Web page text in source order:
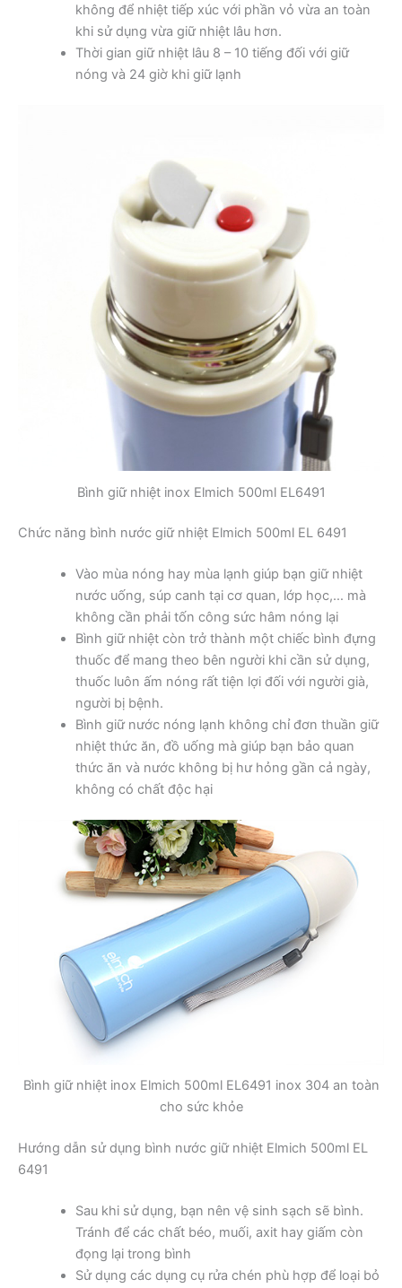
không để nhiệt tiếp xúc với phần vỏ vừa an toàn
khi sử dụng vừa giữ nhiệt lâu hơn.
Thời gian giữ nhiệt lâu 8 – 10 tiếng đối với giữ
nóng và 24 giờ khi giữ lạnh
Bình giữ nhiệt inox Elmich 500ml EL6491
Chức năng bình nước giữ nhiệt Elmich 500ml EL 6491
Vào mùa nóng hay mùa lạnh giúp bạn giữ nhiệt
nước uống, súp canh tại cơ quan, lớp học,… mà
không cần phải tốn công sức hâm nóng lại
Bình giữ nhiệt còn trở thành một chiếc bình đựng
thuốc để mang theo bên người khi cần sử dụng,
thuốc luôn ấm nóng rất tiện lợi đối với người già,
người bị bệnh.
Bình giữ nước nóng lạnh không chỉ đơn thuần giữ
nhiệt thức ăn, đồ uống mà giúp bạn bảo quan
thức ăn và nước không bị hư hỏng gần cả ngày,
không có chất độc hại
Bình giữ nhiệt inox Elmich 500ml EL6491 inox 304 an toàn
cho sức khỏe
Hướng dẫn sử dụng bình nước giữ nhiệt Elmich 500ml EL
6491
Sau khi sử dụng, bạn nên vệ sinh sạch sẽ bình.
Tránh để các chất béo, muối, axit hay giấm còn
đọng lại trong bình
Sử dụng các dụng cụ rửa chén phù hợp để loại bỏ